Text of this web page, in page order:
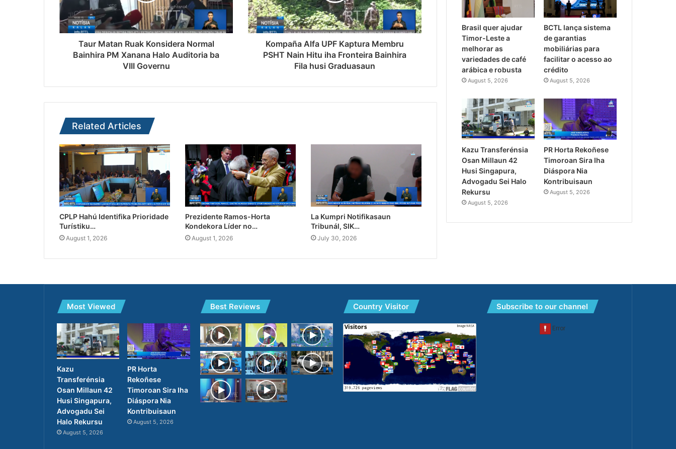
Taur Matan Ruak Konsidera Normal
Bainhira PM Xanana Halo Auditoria ba
VIII Governu
Kompaña Alfa UPF Kaptura Membru
PSHT Nain Hitu iha Fronteira Bainhira
Fila husi Graduasaun
Related Articles
CPLP Hahú Identifika Prioridade
Turístiku…
August 1, 2026
Prezidente Ramos-Horta
Kondekora Líder no…
August 1, 2026
La Kumpri Notifikasaun
Tribunál, SIK…
July 30, 2026
Brasil quer ajudar
Timor-Leste a
melhorar as
variedades de café
arábica e robusta
August 5, 2026
BCTL lança sistema
de garantias
mobiliárias para
facilitar o acesso ao
crédito
August 5, 2026
Kazu Transferénsia
Osan Millaun 42
Husi Singapura,
Advogadu Sei Halo
Rekursu
August 5, 2026
PR Horta Rekoñese
Timoroan Sira Iha
Diáspora Nia
Kontribuisaun
August 5, 2026
Most Viewed
Kazu
Transferénsia
Osan Millaun 42
Husi Singapura,
Advogadu Sei
Halo Rekursu
August 5, 2026
PR Horta
Rekoñese
Timoroan Sira Iha
Diáspora Nia
Kontribuisaun
August 5, 2026
Best Reviews Country Visitor Subscribe to our channel